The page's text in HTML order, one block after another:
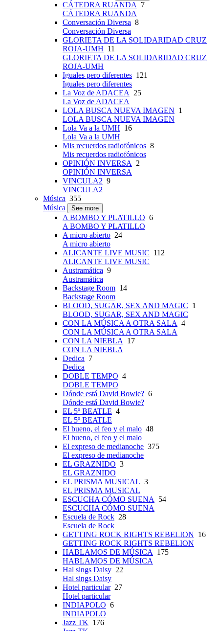
CÁTEDRA RUANDA
7
CÁTEDRA RUANDA
Conversación Diversa 8
Conversación Diversa
GLORIETA DE LA SOLIDARIDAD CRUZ
ROJA-UMH 11
GLORIETA DE LA SOLIDARIDAD CRUZ
ROJA-UMH
Iguales pero diferentes 121
Iguales pero diferentes
La Voz de ADACEA
25
La Voz de ADACEA
LOLA BUSCA NUEVA IMAGEN 1
LOLA BUSCA NUEVA IMAGEN
Lola Va a la UMH 16
Lola Va a la UMH
Mis recuerdos radiofónicos 8
Mis recuerdos radiofónicos
OPINIÓN INVERSA
2
OPINIÓN INVERSA
VINCULA2 9
VINCULA2
Música 355
Música
See more
A BOMBO Y PLATILLO 6
A BOMBO Y PLATILLO
A micro abierto 24
A micro abierto
ALICANTE LIVE MUSIC 112
ALICANTE LIVE MUSIC
Austramática 9
Austramática
Backstage Room 14
Backstage Room
BLOOD, SUGAR, SEX AND MAGIC 1
BLOOD, SUGAR, SEX AND MAGIC
CON LA MÚSICA A OTRA SALA 4
CON LA MÚSICA A OTRA SALA
CON LA NIEBLA
17
CON LA NIEBLA
Dedica 7
Dedica
DOBLE TEMPO 4
DOBLE TEMPO
Dónde está David Bowie? 6
Dónde está David Bowie?
EL 5º BEATLE 4
EL 5º BEATLE
El bueno, el feo y el malo 48
El bueno, el feo y el malo
El expreso de medianoche 375
El expreso de medianoche
EL GRAZNIDO 3
EL GRAZNIDO
EL PRISMA MUSICAL 3
EL PRISMA MUSICAL
ESCUCHA CÓMO SUENA
54
ESCUCHA CÓMO SUENA
Escuela de Rock 28
Escuela de Rock
GETTING ROCK RIGHTS REBELION 16
GETTING ROCK RIGHTS REBELION
HABLAMOS DE MÚSICA
175
HABLAMOS DE MÚSICA
Hal sings Daisy 22
Hal sings Daisy
Hotel particular27
Hotel particular
INDIAPOLO 6
INDIAPOLO
Jazz TK 176